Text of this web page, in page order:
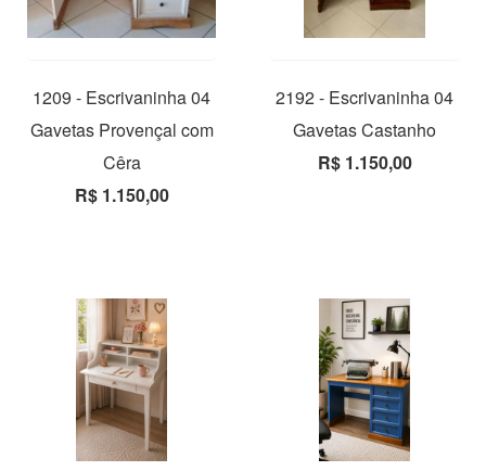
1209 - Escrivaninha 04
Gavetas Provençal com
Cêra
R$ 1.150,00
2192 - Escrivaninha 04
Gavetas Castanho
R$ 1.150,00